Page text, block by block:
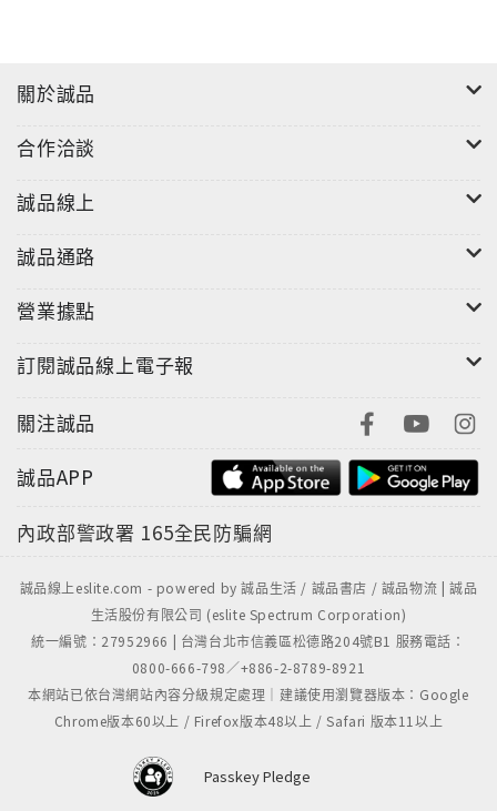
關於誠品
合作洽談
誠品線上
誠品通路
營業據點
訂閱誠品線上電子報
關注誠品
誠品APP
內政部警政署 165全民防騙網
誠品線上eslite.com - powered by 誠品生活 / 誠品書店 / 誠品物流 | 誠品
生活股份有限公司 (eslite Spectrum Corporation)
統一編號：27952966 | 台灣台北市信義區松德路204號B1 服務電話：
0800-666-798／+886-2-8789-8921
本網站已依台灣網站內容分級規定處理｜建議使用瀏覽器版本：Google
Chrome版本60以上 / Firefox版本48以上 / Safari 版本11以上
Passkey Pledge